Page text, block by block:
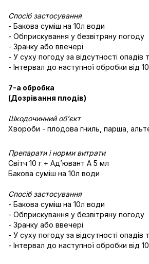
Спосіб застосування
- Бакова суміш на 10л води
- Обприскування у безвітряну погоду
- Зранку або ввечері
- У суху погоду за відсутності опадів
- Інтервал до наступної обробки від
7-а обробка
(Дозрівання плодів)
Шкодочинний об’єкт
Хвороби - плодова гниль, парша,
Препарати і норми витрати
Світч 10 г + Адʼювант А 5 мл
Бакова суміш на 10л води
Спосіб застосування
- Бакова суміш на 10л води
- Обприскування у безвітряну погоду
- Зранку або ввечері
- У суху погоду за відсутності опадів
- Інтервал до наступної обробки від